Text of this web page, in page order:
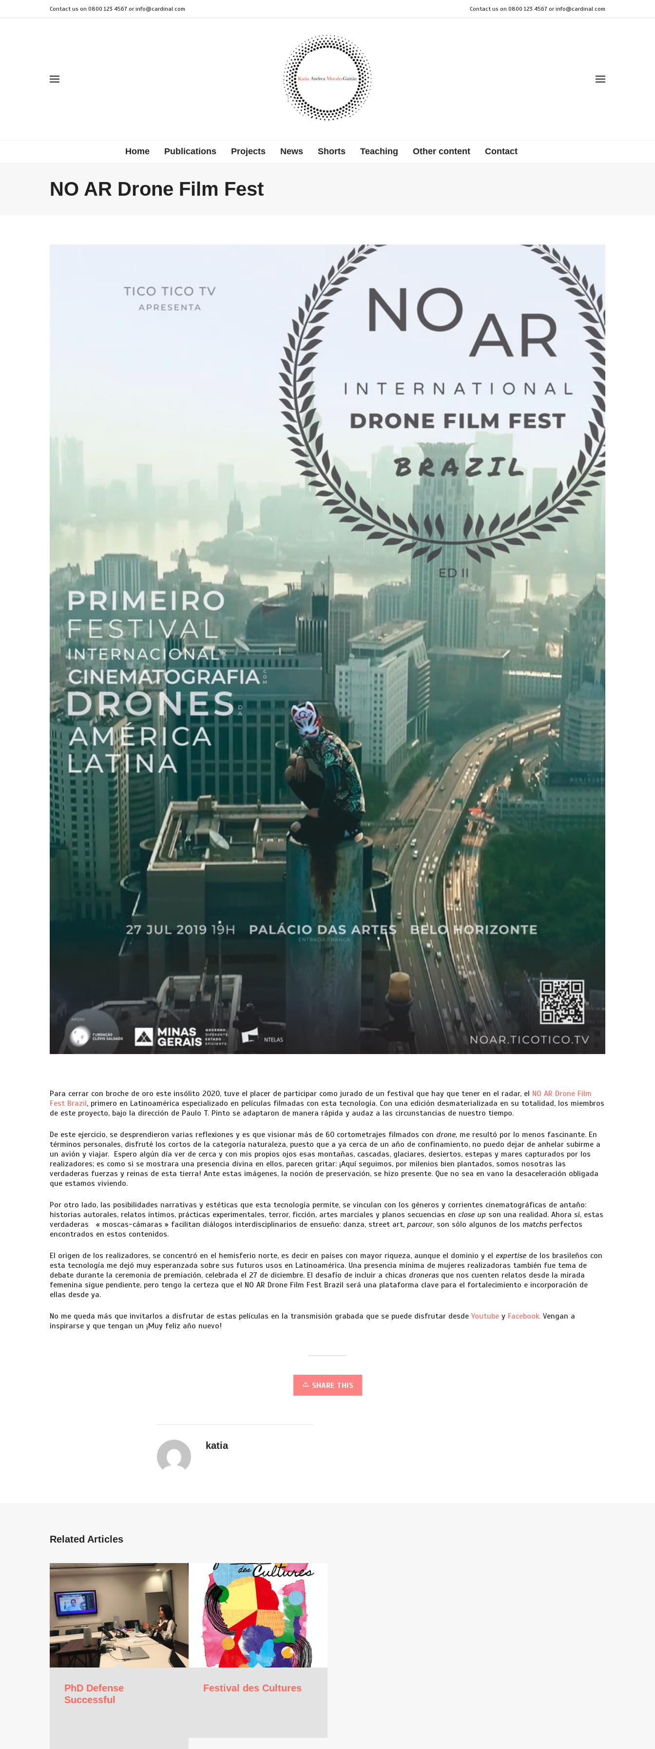
Contact us on 0800 123 4567 orinfo@cardinal.com Contact us on 0800 123 4567 orinfo@cardinal.com
Home Publications Projects News Shorts Teaching Other content Contact
NO AR Drone Film Fest
Para cerrar con broche de oro este insólito 2020, tuve el placer de participar como jurado de un festival que hay que tener en el radar, el NO AR Drone Film
Fest Brazil, primero en Latinoamérica especializado en películas filmadas con esta tecnología. Con una edición desmaterializada en su totalidad, los miembros
de este proyecto, bajo la dirección de Paulo T. Pinto se adaptaron de manera rápida y audaz a las circunstancias de nuestro tiempo.
De este ejercicio, se desprendieron varias reflexiones y es que visionar más de 60 cortometrajes filmados con drone, me resultó por lo menos fascinante. En
términos personales, disfruté los cortos de la categoría naturaleza, puesto que a ya cerca de un año de confinamiento, no puedo dejar de anhelar subirme a
un avión y viajar. Espero algún día ver de cerca y con mis propios ojos esas montañas, cascadas, glaciares, desiertos, estepas y mares capturados por los
realizadores; es como si se mostrara una presencia divina en ellos, parecen gritar: ¡Aquí seguimos, por milenios bien plantados, somos nosotras las
verdaderas fuerzas y reinas de esta tierra! Ante estas imágenes, la noción de preservación, se hizo presente. Que no sea en vano la desaceleración obligada
que estamos viviendo.
Por otro lado, las posibilidades narrativas y estéticas que esta tecnología permite, se vinculan con los géneros y corrientes cinematográficas de antaño:
historias autorales, relatos íntimos, prácticas experimentales, terror, ficción, artes marciales y planos secuencias en close up son una realidad. Ahora sí, estas
verdaderas « moscas-cámaras » facilitan diálogos interdisciplinarios de ensueño: danza, street art, parcour, son sólo algunos de los matchsperfectos
encontrados en estos contenidos.
El origen de los realizadores, se concentró en el hemisferio norte, es decir en países con mayor riqueza, aunque el dominio y el expertise de los brasileños con
esta tecnología me dejó muy esperanzada sobre sus futuros usos en Latinoamérica. Una presencia mínima de mujeres realizadoras también fue tema de
debate durante la ceremonia de premiación, celebrada el 27 de diciembre. El desafío de incluir a chicas droneras que nos cuenten relatos desde la mirada
femenina sigue pendiente, pero tengo la certeza que el NO AR Drone Film Fest Brazil será una plataforma clave para el fortalecimiento e incorporación de
ellas desde ya.
No me queda más que invitarlos a disfrutar de estas películas en la transmisión grabada que se puede disfrutar desdeYoutube y Facebook. Vengan a
inspirarse y que tengan un ¡Muy feliz año nuevo!
SHARE THIS
katia
Related Articles
PhD Defense
Successful
Festival des Cultures